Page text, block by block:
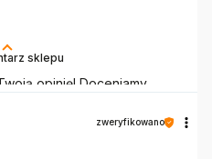
sklepu
opinię! Doceniamy
że mamy takich
sklepu.
zweryfikowano